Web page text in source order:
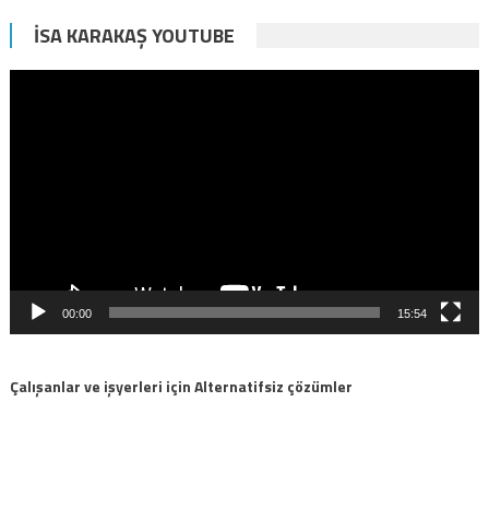
İSA KARAKAŞ YOUTUBE
00:00 15:54
Çalışanlar ve işyerleri için Alternatifsiz çözümler